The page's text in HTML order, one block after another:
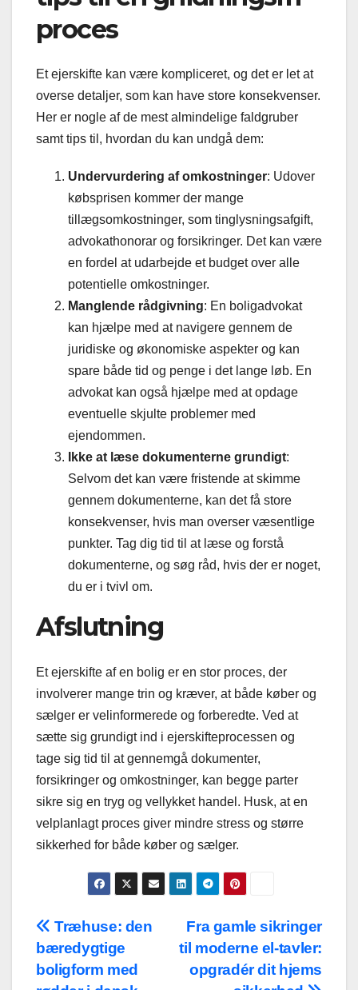
proces
Et ejerskifte kan være kompliceret, og det er let at
overse detaljer, som kan have store konsekvenser.
Her er nogle af de mest almindelige faldgruber
samt tips til, hvordan du kan undgå dem:
Undervurdering af omkostninger: Udover
købsprisen kommer der mange
tillægsomkostninger, som tinglysningsafgift,
advokathonorar og forsikringer. Det kan være
en fordel at udarbejde et budget over alle
potentielle omkostninger.
Manglende rådgivning: En boligadvokat
kan hjælpe med at navigere gennem de
juridiske og økonomiske aspekter og kan
spare både tid og penge i det lange løb. En
advokat kan også hjælpe med at opdage
eventuelle skjulte problemer med
ejendommen.
Ikke at læse dokumenterne grundigt:
Selvom det kan være fristende at skimme
gennem dokumenterne, kan det få store
konsekvenser, hvis man overser væsentlige
punkter. Tag dig tid til at læse og forstå
dokumenterne, og søg råd, hvis der er noget,
du er i tvivl om.
Afslutning
Et ejerskifte af en bolig er en stor proces, der
involverer mange trin og kræver, at både køber og
sælger er velinformerede og forberedte. Ved at
sætte sig grundigt ind i ejerskifteprocessen og
tage sig tid til at gennemgå dokumenter,
forsikringer og omkostninger, kan begge parter
sikre sig en tryg og vellykket handel. Husk, at en
velplanlagt proces giver mindre stress og større
sikkerhed for både køber og sælger.
Indlægsnavigation
Fra gamle sikringer
til moderne el-tavler:
opgradér dit hjems
Træhuse: den
bæredygtige
boligform med